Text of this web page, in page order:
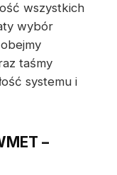
wszystkich
wybór
taśmy
systemu i
–